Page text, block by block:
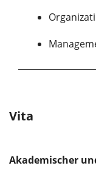
Vita
Akademischer